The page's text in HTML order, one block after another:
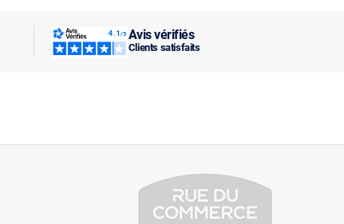
Avis vérifiés
Clients satisfaits